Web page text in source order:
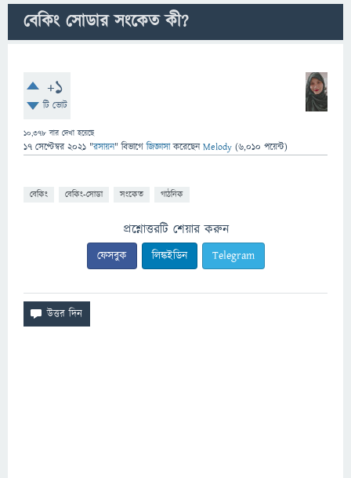
বেকিং সোডার সংকেত কী?
+1
টি ভোট
10,378 বার দেখা হয়েছে
17 সেপ্টেম্বর 2021 "রসায়ন" বিভাগে জিজ্ঞাসাকরেছেনMelody (6,010 পয়েন্ট)
বেকিং বেকিং-সোডা সংকেত গাঠনিক
প্রশ্নোত্তরটি শেয়ার করুন
ফেসবুক লিঙ্কইডিন Telegram